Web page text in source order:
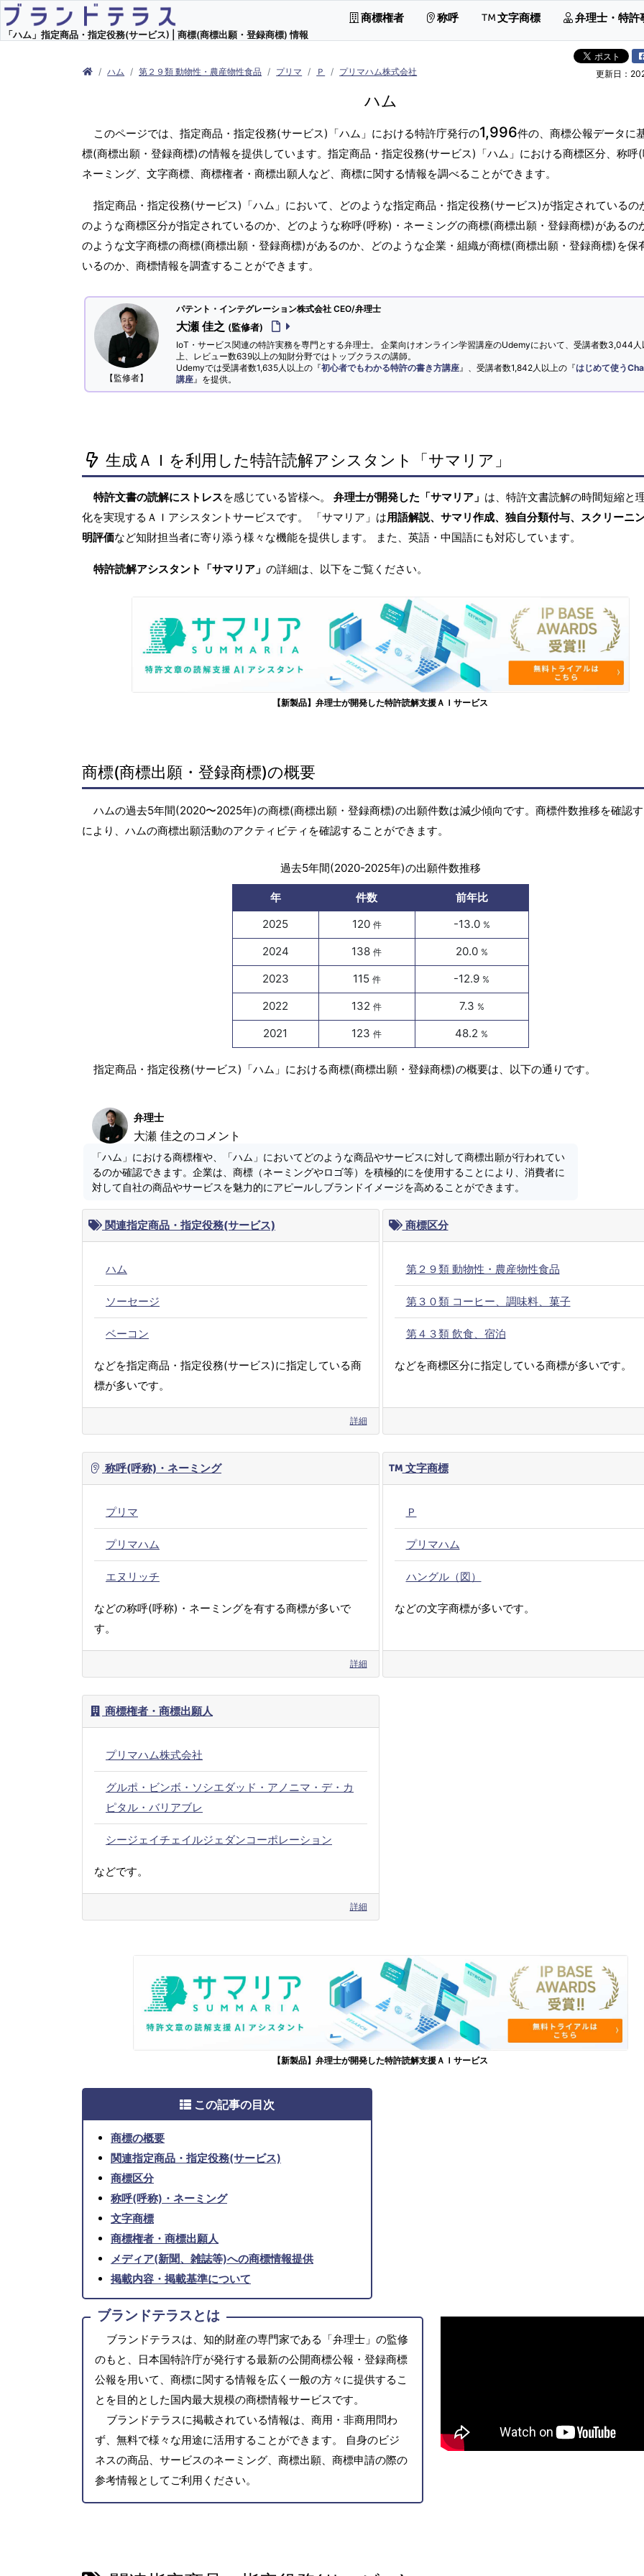
「ハム」指定商品・指定役務(サービス) | 商標(商標出願・登録商標) 情報
商標権者 称呼 文字商標 弁理士・特許
ハム 第２９類 動物性・農産物性食品 プリマ Ｐ プリマハム株式会社 更新日：
ハム
このページでは、指定商品・指定役務(サービス)「ハム」における特許庁発行の1,996件の、商標公報データに
標(商標出願・登録商標)の情報を提供しています。指定商品・指定役務(サービス)「ハム」における商標区分、称呼
ネーミング、文字商標、商標権者・商標出願人など、商標に関する情報を調べることができます。
指定商品・指定役務(サービス)「ハム」において、どのような指定商品・指定役務(サービス)が指定されているの
のような商標区分が指定されているのか、どのような称呼(呼称)・ネーミングの商標(商標出願・登録商標)があるの
のような文字商標の商標(商標出願・登録商標)があるのか、どのような企業・組織が商標(商標出願・登録商標)を保
いるのか、商標情報を調査することができます。
【監修者】
パテント・インテグレーション株式会社 CEO/弁理士
大瀬 佳之 (監修者)
IoT・サービス関連の特許実務を専門とする弁理士。 企業向けオンライン学習講座のUdemyにおいて、受講者数3,044人
上、レビュー数639以上の知財分野ではトップクラスの講師。
Udemyでは受講者数1,635人以上の『初心者でもわかる特許の書き方講座 』、受講者数1,842人以上の『はじめて使う
講座 』を提供。
生成ＡＩを利用した特許読解アシスタント「サマリア」
特許文書の読解にストレスを感じている皆様へ。 弁理士が開発した「サマリア」 は、特許文書読解の時間短縮と
化を実現するＡＩアシスタントサービスです。 「サマリア」は用語解説、サマリ作成、独自分類付与、スクリーニ
明評価など知財担当者に寄り添う様々な機能を提供します。 また、英語・中国語にも対応しています。
特許読解アシスタント「サマリア」 の詳細は、以下をご覧ください。
【新製品】弁理士が開発した特許読解支援ＡＩサービス
商標(商標出願・登録商標)の概要
ハムの過去5年間(2020〜2025年)の商標(商標出願・登録商標)の出願件数は減少傾向です。商標件数推移を確認
により、ハムの商標出願活動のアクティビティを確認することができます。
過去5年間(2020-2025年)の出願件数推移
年 件数
前年比
2025
120 件 -13.0 %
2024 138件 20.0 %
2023 115 件 -12.9 %
2022 132件 7.3 %
2021 123件 48.2 %
指定商品・指定役務(サービス)「ハム」における商標(商標出願・登録商標)の概要は、以下の通りです。
弁理士
大瀬 佳之のコメント
「ハム」における商標権や、「ハム」においてどのような商品やサービスに対して商標出願が行われてい
るのか確認できます。企業は、商標（ネーミングやロゴ等）を積極的にを使用することにより、消費者に
対して自社の商品やサービスを魅力的にアピールしブランドイメージを高めることができます。
関連指定商品・指定役務(サービス)
ハム
ソーセージ
ベーコン
などを指定商品・指定役務(サービス)に指定している商
標が多いです。
詳細
商標区分
第２９類 動物性・農産物性食品
第３０類 コーヒー、調味料、菓子
第４３類 飲食、宿泊
などを商標区分に指定している商標が多いです。
称呼(呼称)・ネーミング
プリマ
プリマハム
エヌリッチ
などの称呼(呼称)・ネーミングを有する商標が多いで
す。
詳細
文字商標
Ｐ
プリマハム
ハングル（図）
などの文字商標が多いです。
商標権者・商標出願人
プリマハム株式会社
グルポ・ビンボ・ソシエダッド・アノニマ・デ・カ
ピタル・バリアブレ
シージェイチェイルジェダンコーポレーション
などです。
詳細
【新製品】弁理士が開発した特許読解支援ＡＩサービス
この記事の目次
商標の概要
関連指定商品・指定役務(サービス)
商標区分
称呼(呼称)・ネーミング
文字商標
商標権者・商標出願人
メディア(新聞、雑誌等)への商標情報提供
掲載内容・掲載基準について
ブランドテラスとは
ブランドテラスは、知的財産の専門家である「弁理士」の監修
のもと、日本国特許庁が発行する最新の公開商標公報・登録商標
公報を用いて、商標に関する情報を広く一般の方々に提供するこ
とを目的とした国内最大規模の商標情報サービスです。
ブランドテラスに掲載されている情報は、商用・非商用問わ
ず、無料で様々な用途に活用することができます。 自身のビジ
ネスの商品、サービスのネーミング、商標出願、商標申請の際の
参考情報としてご利用ください。